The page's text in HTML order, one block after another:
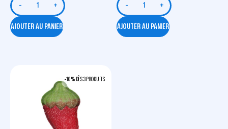
- +
AJOUTER AU PANIER
- +
AJOUTER AU PANIER
-10 % DÈS 3 PRODUITS